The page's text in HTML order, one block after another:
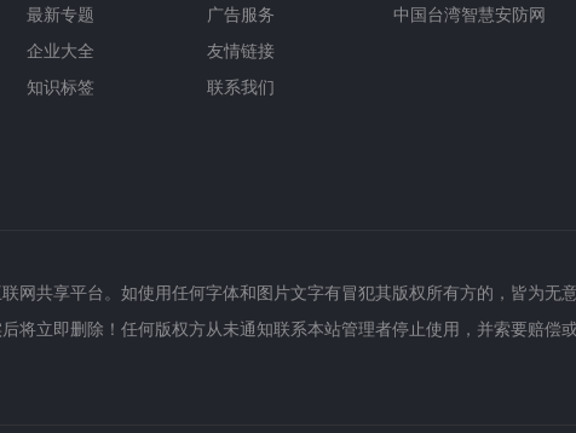
最新专题
企业大全
知识标签
广告服务
友情链接
联系我们
中国台湾智慧安防网
网共享平台。如使用任何字体和图片文字有冒犯其版权所有方的，皆为无
将立即删除！任何版权方从未通知联系本站管理者停止使用，并索要赔偿